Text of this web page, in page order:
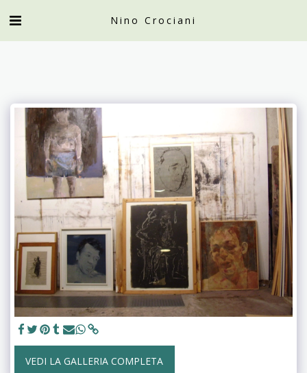
Nino Crociani
VEDI LA GALLERIA COMPLETA